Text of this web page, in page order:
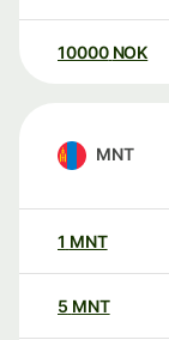
10000 NOK
MNT
1 MNT
5 MNT